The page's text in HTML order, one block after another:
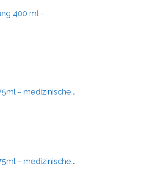
400 ml –
– medizinische...
– medizinische...